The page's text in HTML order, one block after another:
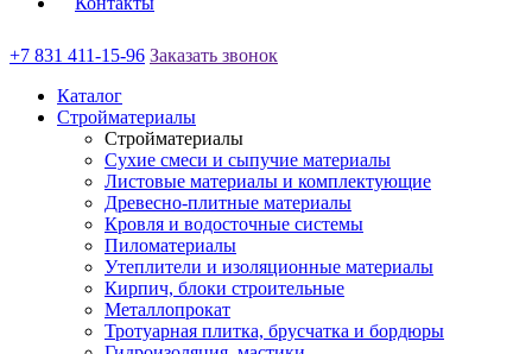
+7 831 411-15-96 Заказать звонок
Каталог
Стройматериалы
Стройматериалы
Сухие смеси и сыпучие материалы
Листовые материалы и комплектующие
Древесно-плитные материалы
Кровля и водосточные системы
Пиломатериалы
Утеплители и изоляционные материалы
Кирпич, блоки строительные
Металлопрокат
Тротуарная плитка, брусчатка и бордюры